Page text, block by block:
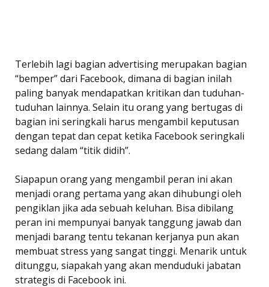
Terlebih lagi bagian advertising merupakan bagian
“bemper” dari Facebook, dimana di bagian inilah
paling banyak mendapatkan kritikan dan tuduhan-
tuduhan lainnya. Selain itu orang yang bertugas di
bagian ini seringkali harus mengambil keputusan
dengan tepat dan cepat ketika Facebook seringkali
sedang dalam “titik didih”.
Siapapun orang yang mengambil peran ini akan
menjadi orang pertama yang akan dihubungi oleh
pengiklan jika ada sebuah keluhan. Bisa dibilang
peran ini mempunyai banyak tanggung jawab dan
menjadi barang tentu tekanan kerjanya pun akan
membuat stress yang sangat tinggi. Menarik untuk
ditunggu, siapakah yang akan menduduki jabatan
strategis di Facebook ini.